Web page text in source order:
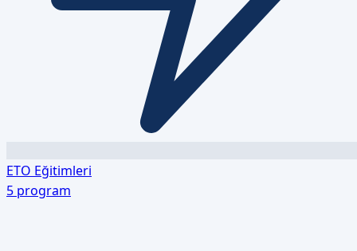
ETO Eğitimleri
5 program